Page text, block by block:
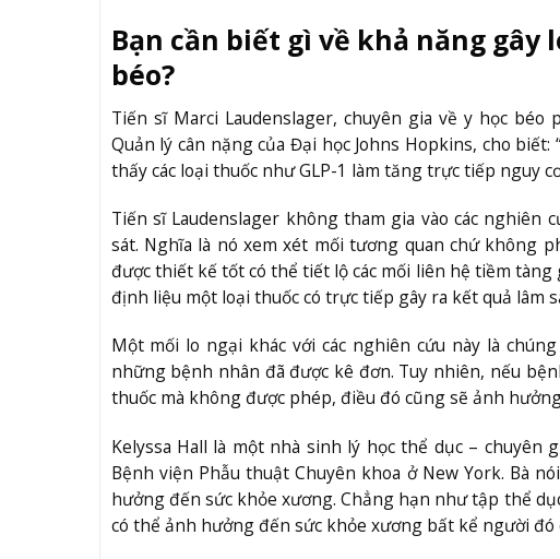
Bạn cần biết gì về khả năng
béo?
Tiến sĩ Marci Laudenslager, chuyên gia về y học
Quản lý cân nặng của Đại học Johns Hopkins, cho
thấy các loại thuốc như GLP-1 làm tăng trực tiếp nguy
Tiến sĩ Laudenslager không tham gia vào các
sát. Nghĩa là nó xem xét mối tương quan chứ không
được thiết kế tốt có thể tiết lộ các mối liên hệ tiềm
định liệu một loại thuốc có trực tiếp gây ra kết quả lâm
Một mối lo ngại khác với các nghiên cứu này là
những bệnh nhân đã được kê đơn. Tuy nhiên, nếu
thuốc mà không được phép, điều đó cũng sẽ ảnh
Kelyssa Hall là một nhà sinh lý học thể dục –
Bệnh viện Phẫu thuật Chuyên khoa ở New York. Bà
hưởng đến sức khỏe xương. Chẳng hạn như tập thể
có thể ảnh hưởng đến sức khỏe xương bất kể người đó